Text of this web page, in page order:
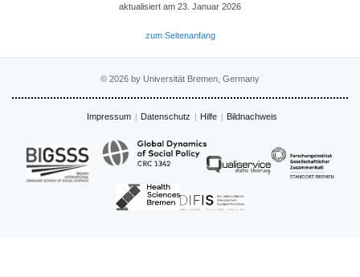
aktualisiert am 23. Januar 2026
zum Seitenanfang
© 2026 by Universität Bremen, Germany
Impressum Datenschutz Hilfe Bildnachweis